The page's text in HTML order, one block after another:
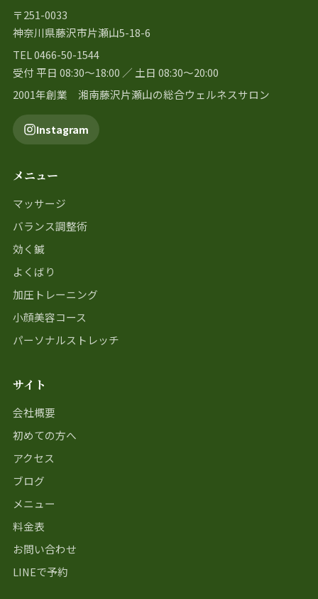
〒251-0033
神奈川県藤沢市片瀬山5-18-6
TEL 0466-50-1544
受付 平日 08:30〜18:00 ／ 土日 08:30〜20:00
2001年創業 湘南藤沢片瀬山の総合ウェルネスサロン
Instagram
メニュー
マッサージ
バランス調整術
効く鍼
よくばり
加圧トレーニング
小顔美容コース
パーソナルストレッチ
サイト
会社概要
初めての方へ
アクセス
ブログ
メニュー
料金表
お問い合わせ
LINEで予約